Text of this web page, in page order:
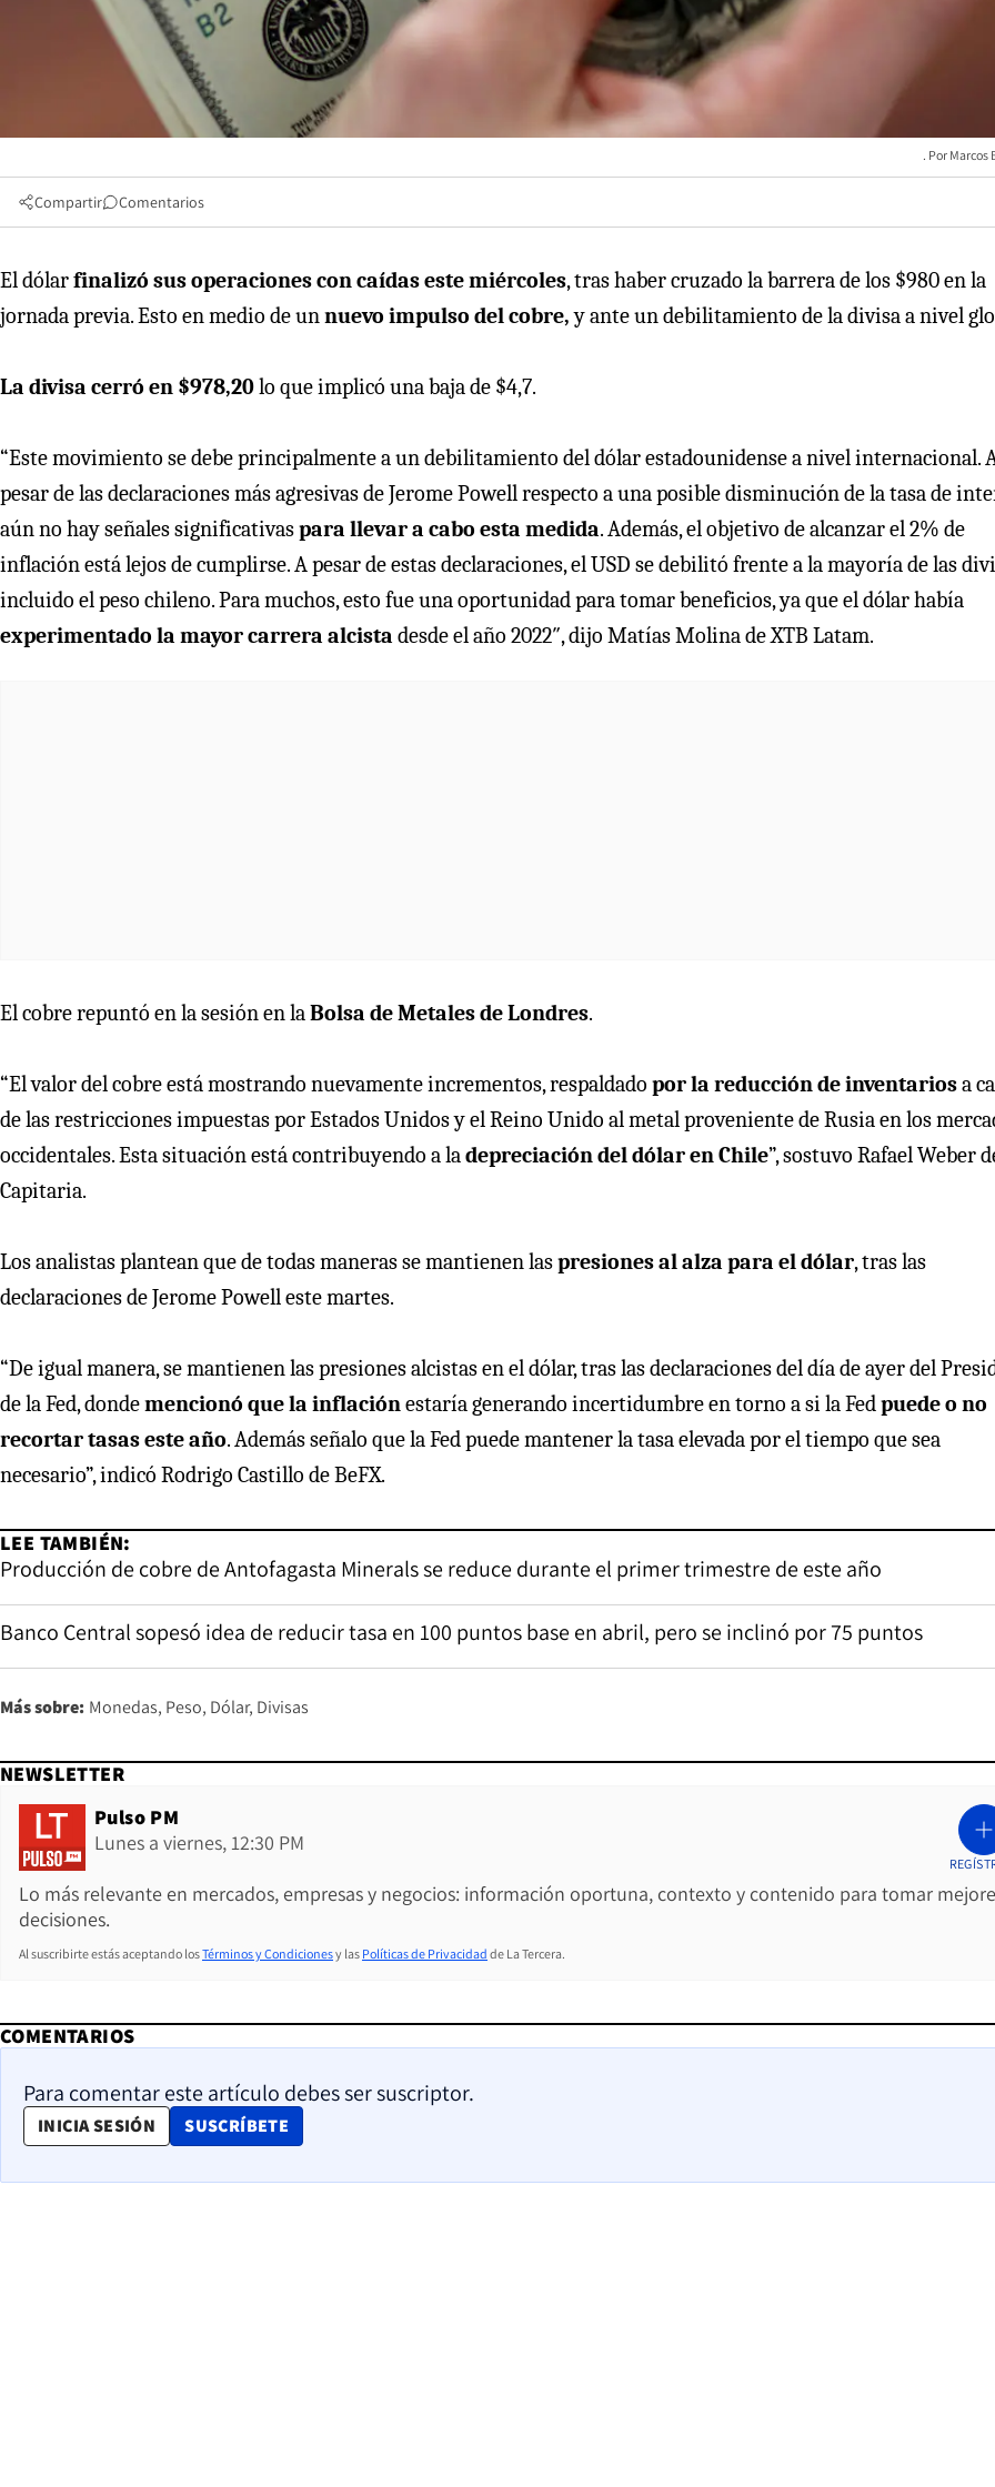
Marcos
Compartir Comentarios
El dólarfinalizó sus operaciones con caídas este miércoles, tras haber cruzado la barrera de los $980 en la
jornada previa. Esto en medio de unnuevo impulso del cobre,y ante un debilitamiento de la divisa a nivel
La divisa cerró en $978,20lo que implicó una baja de $4,7.
“Este movimiento se debe principalmente a un debilitamiento del dólar estadounidense a nivel internacional.
pesar de las declaraciones más agresivas de Jerome Powell respecto a una posible disminución de la tasa de
aún no hay señales significativaspara llevar a cabo esta medida. Además, el objetivo de alcanzar el 2% de
inflación está lejos de cumplirse. A pesar de estas declaraciones, el USD se debilitó frente a la mayoría de las
incluido el peso chileno. Para muchos, esto fue una oportunidad para tomar beneficios, ya que el dólar había
experimentado la mayor carrera alcista desde el año 2022″, dijo Matías Molina de XTB Latam.
El cobre repuntó en la sesión en laBolsa de Metales de Londres.
“El valor del cobre está mostrando nuevamente incrementos, respaldado por la reducción de inventariosa
de las restricciones impuestas por Estados Unidos y el Reino Unido al metal proveniente de Rusia en los
occidentales. Esta situación está contribuyendo a ladepreciación del dólar en Chile”, sostuvo Rafael Weber
Capitaria.
Los analistas plantean que de todas maneras se mantienen laspresiones al alza para el dólar, tras las
declaraciones de Jerome Powell este martes.
“De igual manera, se mantienen las presiones alcistas en el dólar, tras las declaraciones del día de ayer del
de la Fed, dondemencionó que la inflaciónestaría generando incertidumbre en torno a si la Fedpuede o no
recortar tasas este año. Además señalo que la Fed puede mantener la tasa elevada por el tiempo que sea
necesario”, indicó Rodrigo Castillo de BeFX.
LEE TAMBIÉN:
Producción de cobre de Antofagasta Minerals se reduce durante el primer trimestre de este año
Banco Central sopesó idea de reducir tasa en 100 puntos base en abril, pero se inclinó por 75 puntos
Más sobre: Monedas Peso Dólar Divisas
NEWSLETTER
Pulso PM
Lunes a viernes, 12:30 PM
Lo más relevante en mercados, empresas y negocios: información oportuna, contexto y contenido para tomar
decisiones.
Al suscribirte estás aceptando losTérminos y Condicionesy las Políticas de Privacidad de La Tercera.
COMENTARIOS
Para comentar este artículo debes ser suscriptor.
INICIA SESIÓN SUSCRÍBETE
OPENS IN NEW WINDOW